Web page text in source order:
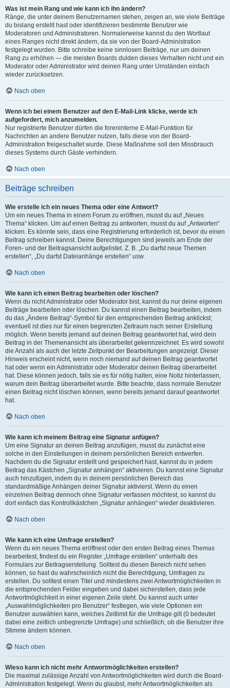
Was ist mein Rang und wie kann ich ihn ändern?
Ränge, die unter deinem Benutzernamen stehen, zeigen an, wie viele Beiträge
du bislang erstellt hast oder identifizieren bestimmte Benutzer wie
Moderatoren und Administratoren. Normalerweise kannst du den Wortlaut
eines Ranges nicht direkt ändern, da sie von der Board-Administration
festgelegt wurden. Bitte schreibe keine sinnlosen Beiträge, nur um deinen
Rang zu erhöhen — die meisten Boards dulden dieses Verhalten nicht und ein
Moderator oder Administrator wird deinen Rang unter Umständen einfach
wieder zurücksetzen.
Nach oben
Wenn ich bei einem Benutzer auf den E-Mail-Link klicke, werde ich
aufgefordert, mich anzumelden.
Nur registrierte Benutzer dürfen die foreninterne E-Mail-Funktion für
Nachrichten an andere Benutzer nutzen, falls diese von der Board-
Administration freigeschaltet wurde. Diese Maßnahme soll den Missbrauch
dieses Systems durch Gäste verhindern.
Nach oben
Beiträge schreiben
Wie erstelle ich ein neues Thema oder eine Antwort?
Um ein neues Thema in einem Forum zu eröffnen, musst du auf „Neues
Thema“ klicken. Um auf einen Beitrag zu antworten, musst du auf „Antworten“
klicken. Es könnte sein, dass eine Registrierung erforderlich ist, bevor du einen
Beitrag schreiben kannst. Deine Berechtigungen sind jeweils am Ende der
Foren- und der Beitragsansicht aufgelistet. Z. B. „Du darfst neue Themen
erstellen“, „Du darfst Dateianhänge erstellen“ usw.
Nach oben
Wie kann ich einen Beitrag bearbeiten oder löschen?
Wenn du nicht Administrator oder Moderator bist, kannst du nur deine eigenen
Beiträge bearbeiten oder löschen. Du kannst einen Beitrag bearbeiten, indem
du das „Ändere Beitrag“-Symbol für den entsprechenden Beitrag anklickst;
eventuell ist dies nur für einen begrenzten Zeitraum nach seiner Erstellung
möglich. Wenn bereits jemand auf deinen Beitrag geantwortet hat, wird dein
Beitrag in der Themenansicht als überarbeitet gekennzeichnet. Es wird sowohl
die Anzahl als auch der letzte Zeitpunkt der Bearbeitungen angezeigt. Dieser
Hinweis erscheint nicht, wenn noch niemand auf deinen Beitrag geantwortet
hat oder wenn ein Administrator oder Moderator deinen Beitrag überarbeitet
hat. Diese können jedoch, falls sie es für nötig halten, eine Notiz hinterlassen,
warum dein Beitrag überarbeitet wurde. Bitte beachte, dass normale Benutzer
einen Beitrag nicht löschen können, wenn bereits jemand darauf geantwortet
hat.
Nach oben
Wie kann ich meinem Beitrag eine Signatur anfügen?
Um eine Signatur an deinen Beitrag anzufügen, musst du zunächst eine
solche in den Einstellungen in deinem persönlichen Bereich entwerfen.
Nachdem du die Signatur erstellt und gespeichert hast, kannst du in jedem
Beitrag das Kästchen „Signatur anhängen“ aktivieren. Du kannst eine Signatur
auch hinzufügen, indem du in deinem persönlichen Bereich das
standardmäßige Anhängen deiner Signatur aktivierst. Wenn du einen
einzelnen Beitrag dennoch ohne Signatur verfassen möchtest, so kannst du
dort einfach das Kontrollkästchen „Signatur anhängen“ wieder deaktivieren.
Nach oben
Wie kann ich eine Umfrage erstellen?
Wenn du ein neues Thema eröffnest oder den ersten Beitrag eines Themas
bearbeitest, findest du ein Register „Umfrage erstellen“ unterhalb des
Formulars zur Beitragserstellung. Solltest du diesen Bereich nicht sehen
können, so hast du wahrscheinlich nicht die Berechtigung, Umfragen zu
erstellen. Du solltest einen Titel und mindestens zwei Antwortmöglichkeiten in
die entsprechenden Felder eingeben und dabei sicherstellen, dass jede
Antwortmöglichkeit in einer eigenen Zeile steht. Du kannst auch unter
„Auswahlmöglichkeiten pro Benutzer“ festlegen, wie viele Optionen ein
Benutzer auswählen kann, welches Zeitlimit für die Umfrage gilt (0 bedeutet
dabei eine zeitlich unbegrenzte Umfrage) und schließlich, ob die Benutzer ihre
Stimme ändern können.
Nach oben
Wieso kann ich nicht mehr Antwortmöglichkeiten erstellen?
Die maximal zulässige Anzahl von Antwortmöglichkeiten wird durch die Board-
Administration festgelegt. Wenn du glaubst, mehr Antwortmöglichkeiten als